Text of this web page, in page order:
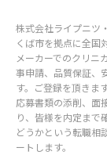
株式会社ライプニツ
くば市を拠点に全国
メーカーでのクリニ
事申請、品質保証、
す。ご登録を頂きま
応募書類の添削、面
り、皆様を内定まで
どうかという転職相
ートします。